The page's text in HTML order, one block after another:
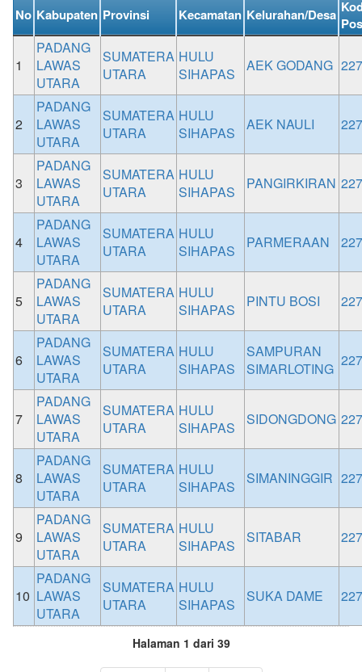
No Kabupaten Provinsi Kecamatan Kelurahan/Desa Pos
1
PADANG
LAWAS
UTARA
SUMATERA
UTARA
HULU
SIHAPAS
AEK GODANG
2
PADANG
LAWAS
UTARA
SUMATERA
UTARA
HULU
SIHAPAS
AEK NAULI
3
PADANG
LAWAS
UTARA
SUMATERA
UTARA
HULU
SIHAPAS
PANGIRKIRAN
4
PADANG
LAWAS
UTARA
SUMATERA
UTARA
HULU
SIHAPAS
PARMERAAN
5
PADANG
LAWAS
UTARA
SUMATERA
UTARA
HULU
SIHAPAS
PINTU BOSI
6
PADANG
LAWAS
UTARA
SUMATERA
UTARA
HULU
SIHAPAS
SAMPURAN
SIMARLOTING
7
PADANG
LAWAS
UTARA
SUMATERA
UTARA
HULU
SIHAPAS
SIDONGDONG
8
PADANG
LAWAS
UTARA
SUMATERA
UTARA
HULU
SIHAPAS
SIMANINGGIR
9
PADANG
LAWAS
UTARA
SUMATERA
UTARA
HULU
SIHAPAS
SITABAR
10
PADANG
LAWAS
UTARA
SUMATERA
UTARA
HULU
SIHAPAS
SUKA DAME
Halaman 1 dari 39